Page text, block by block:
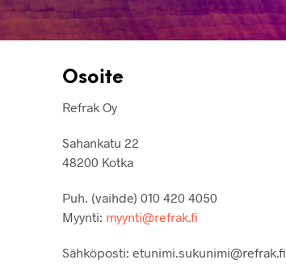
Osoite
Refrak Oy
Sahankatu 22
48200 Kotka
Puh. (vaihde) 010 420 4050
Myynti: myynti@refrak.fi
Sähköposti: etunimi.sukunimi@refrak.fi